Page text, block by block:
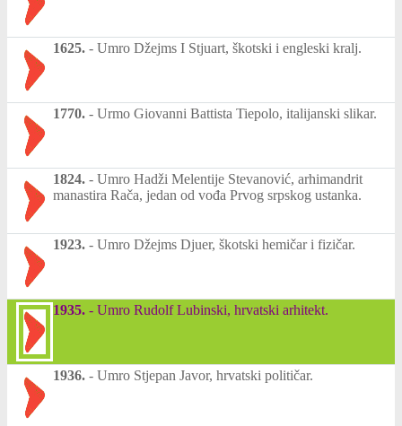
1625. - Umro Džejms I Stjuart, škotski i engleski kralj.
1770. - Urmo Giovanni Battista Tiepolo, italijanski slikar.
1824. - Umro Hadži Melentije Stevanović, arhimandrit
manastira Rača, jedan od vođa Prvog srpskog ustanka.
1923. - Umro Džejms Djuer, škotski hemičar i fizičar.
1935. - Umro Rudolf Lubinski, hrvatski arhitekt.
1936. - Umro Stjepan Javor, hrvatski političar.